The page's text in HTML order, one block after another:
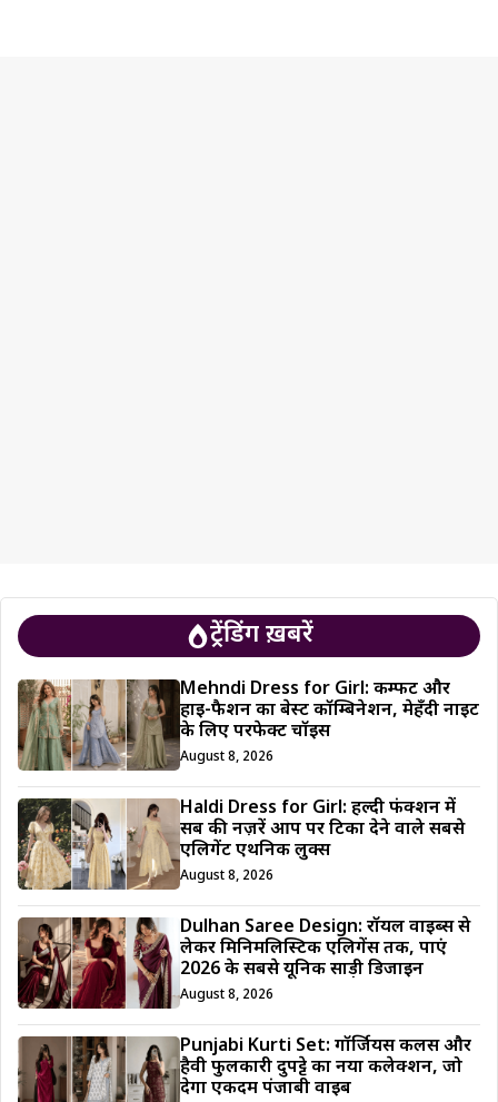
ट्रेंडिंग ख़बरें
Mehndi Dress for Girl: कम्फर्ट और
हाई-फैशन का बेस्ट कॉम्बिनेशन, मेहँदी नाइट
के लिए परफेक्ट चॉइस
August 8, 2026
Haldi Dress for Girl: हल्दी फंक्शन में
सब की नज़रें आप पर टिका देने वाले सबसे
एलिगेंट एथनिक लुक्स
August 8, 2026
Dulhan Saree Design: रॉयल वाइब्स से
लेकर मिनिमलिस्टिक एलिगेंस तक, पाएं
2026 के सबसे यूनिक साड़ी डिजाईन
August 8, 2026
Punjabi Kurti Set: गॉर्जियस कलर्स और
हैवी फुलकारी दुपट्टे का नया कलेक्शन, जो
देगा एकदम पंजाबी वाइब